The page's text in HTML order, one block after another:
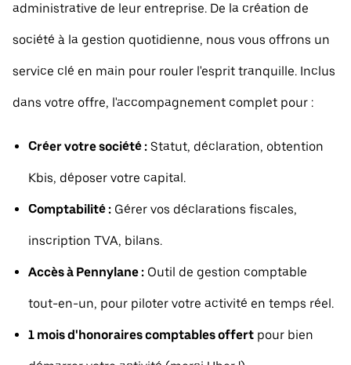
administrative de leur entreprise. De la création de
société à la gestion quotidienne, nous vous offrons un
service clé en main pour rouler l'esprit tranquille. Inclus
dans votre offre, l'accompagnement complet pour :
Créer votre société : Statut, déclaration, obtention
Kbis, déposer votre capital.
Comptabilité : Gérer vos déclarations fiscales,
inscription TVA, bilans.
Accès à Pennylane : Outil de gestion comptable
tout-en-un, pour piloter votre activité en temps réel.
1 mois d'honoraires comptables offert pour bien